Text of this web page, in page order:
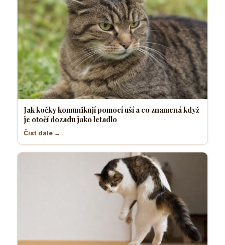
Jak kočky komunikují pomocí uší a co znamená když
je otočí dozadu jako letadlo
Číst dále →